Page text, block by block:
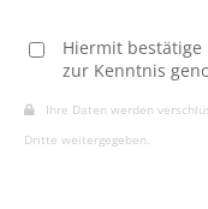
Hiermit bestätige
zur Kenntnis
Ihre Daten werden
Dritte weitergegeben.